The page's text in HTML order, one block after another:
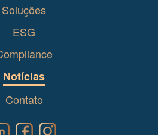
Soluções
ESG
Notícias
Contato